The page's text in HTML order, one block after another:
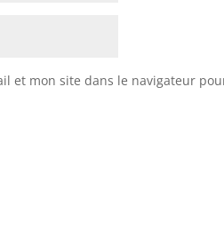
et mon site dans le navigateur